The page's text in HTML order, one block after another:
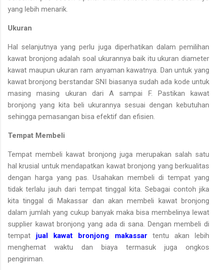
yang lebih menarik.
Ukuran
Hal selanjutnya yang perlu juga diperhatikan dalam pemilihan
kawat bronjong adalah soal ukurannya baik itu ukuran diameter
kawat maupun ukuran ram anyaman kawatnya. Dan untuk yang
kawat bronjong berstandar SNI biasanya sudah ada kode untuk
masing masing ukuran dari A sampai F. Pastikan kawat
bronjong yang kita beli ukurannya sesuai dengan kebutuhan
sehingga pemasangan bisa efektif dan efisien.
Tempat Membeli
Tempat membeli kawat bronjong juga merupakan salah satu
hal krusial untuk mendapatkan kawat bronjong yang berkualitas
dengan harga yang pas. Usahakan membeli di tempat yang
tidak terlalu jauh dari tempat tinggal kita. Sebagai contoh jika
kita tinggal di Makassar dan akan membeli kawat bronjong
dalam jumlah yang cukup banyak maka bisa membelinya lewat
supplier kawat bronjong yang ada di sana. Dengan membeli di
tempat jual kawat bronjong makassartentu akan lebih
menghemat waktu dan biaya termasuk juga ongkos
pengiriman.